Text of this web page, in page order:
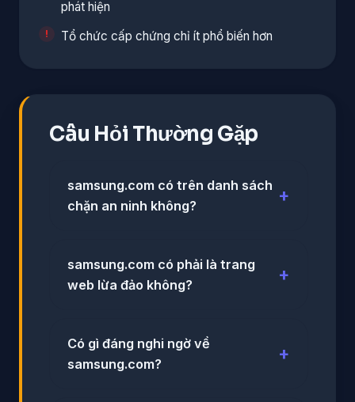
phát hiện
Tổ chức cấp chứng chỉ ít phổ biến hơn
Câu Hỏi Thường Gặp
samsung.com có trên danh sách
chặn an ninh không?
samsung.com có phải là trang
web lừa đảo không?
Có gì đáng nghi ngờ về
samsung.com?